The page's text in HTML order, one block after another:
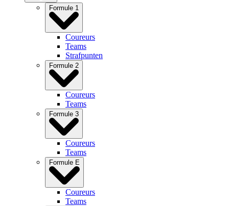
Formule 1
Coureurs
Teams
Strafpunten
Formule 2
Coureurs
Teams
Formule 3
Coureurs
Teams
Formule E
Coureurs
Teams